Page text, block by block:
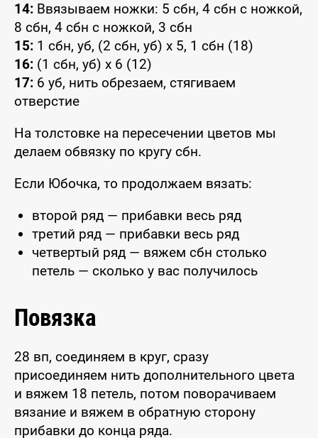
14: Ввязываем ножки: 5 сбн, 4 сбн с ножкой,
8 сбн, 4 сбн с ножкой, 3 сбн
15: 1 сбн, уб, (2 сбн, уб) x 5, 1 сбн (18)
16: (1 сбн, уб) x 6 (12)
17: 6 уб, нить обрезаем, стягиваем
отверстие
На толстовке на пересечении цветов мы
делаем обвязку по кругу сбн.
Если Юбочка, то продолжаем вязать:
второй ряд — прибавки весь ряд
третий ряд — прибавки весь ряд
четвертый ряд — вяжем сбн столько
петель — сколько у вас получилось
Повязка
28 вп, соединяем в круг, сразу
присоединяем нить дополнительного цвета
и вяжем 18 петель, потом поворачиваем
вязание и вяжем в обратную сторону
прибавки до конца ряда.